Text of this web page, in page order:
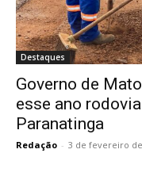
Destaques
Governo de
esse ano
Paranatinga
Redação - 3 de fevereiro